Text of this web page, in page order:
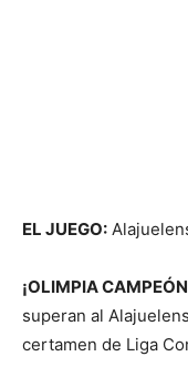
EL JUEGO:
¡OLIMPIA
superan al
certamen de Liga